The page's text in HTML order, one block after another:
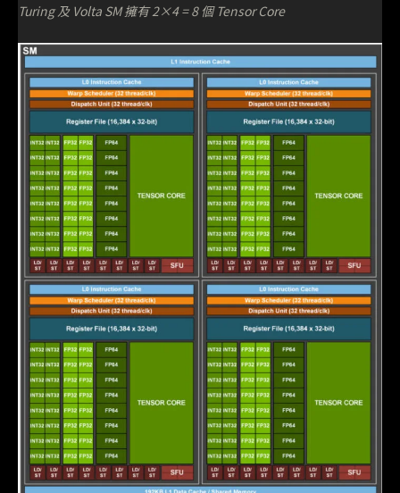
Turing 及 Volta SM 擁有 2×4 = 8 個 Tensor Core